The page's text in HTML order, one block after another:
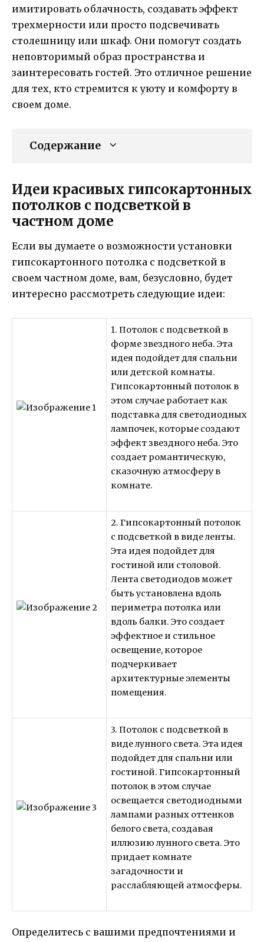
имитировать облачность, создавать эффект
трехмерности или просто подсвечивать
столешницу или шкаф. Они помогут создать
неповторимый образ пространства и
заинтересовать гостей. Это отличное решение
для тех, кто стремится к уюту и комфорту в
своем доме.
Содержание
Идеи красивых гипсокартонных
потолков с подсветкой в
частном доме
Если вы думаете о возможности установки
гипсокартонного потолка с подсветкой в
своем частном доме, вам, безусловно, будет
интересно рассмотреть следующие идеи:
1. Потолок с подсветкой в
форме звездного неба. Эта
идея подойдет для спальни
или детской комнаты.
Гипсокартонный потолок в
этом случае работает как
подставка для светодиодных
лампочек, которые создают
эффект звездного неба. Это
создает романтическую,
сказочную атмосферу в
комнате.
2. Гипсокартонный потолок
с подсветкой в виде ленты.
Эта идея подойдет для
гостиной или столовой.
Лента светодиодов может
быть установлена вдоль
периметра потолка или
вдоль балки. Это создает
эффектное и стильное
освещение, которое
подчеркивает
архитектурные элементы
помещения.
3. Потолок с подсветкой в
виде лунного света. Эта идея
подойдет для спальни или
гостиной. Гипсокартонный
потолок в этом случае
освещается светодиодными
лампами разных оттенков
белого света, создавая
иллюзию лунного света. Это
придает комнате
загадочности и
расслабляющей атмосферы.
Определитесь с вашими предпочтениями и